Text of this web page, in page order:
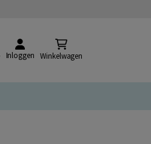
Inloggen Winkelwagen